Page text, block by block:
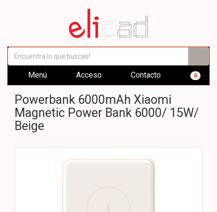
Menú Acceso Contacto 0
Powerbank 6000mAh Xiaomi
Magnetic Power Bank 6000/ 15W/
Beige